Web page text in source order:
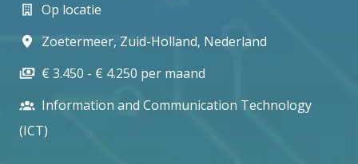
Op locatie
Zoetermeer, Zuid-Holland, Nederland
€ 3.450 - € 4.250 per maand
Information and Communication Technology
(ICT)